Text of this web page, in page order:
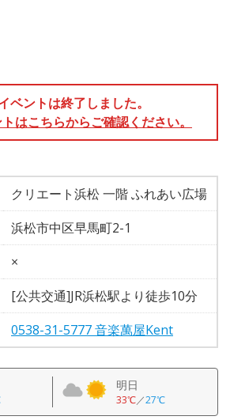
ベントは終了しました。
はこちらからご確認ください。
クリエート浜松 一階 ふれあい広場
浜松市中区早馬町2-1
×
[公共交通]JR浜松駅より徒歩10分
0538-31-5777 音楽萬屋Kent
明日
33℃／27℃